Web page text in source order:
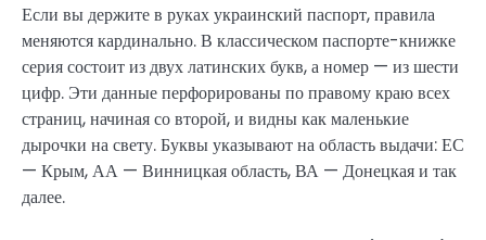
Если вы держите в руках украинский паспорт, правила
меняются кардинально. В классическом паспорте-книжке
серия состоит из двух латинских букв, а номер — из шести
цифр. Эти данные перфорированы по правому краю всех
страниц, начиная со второй, и видны как маленькие
дырочки на свету. Буквы указывают на область выдачи: ЕС
— Крым, АА — Винницкая область, ВА — Донецкая и так
далее.